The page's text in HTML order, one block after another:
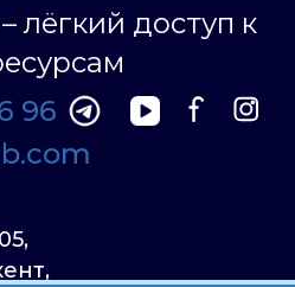
лёгкий доступ к
96